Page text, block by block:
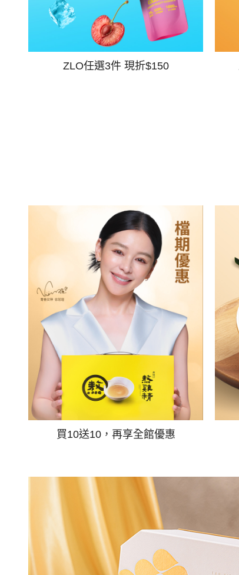
ZLO任選3件 現折$150
買10送10，再享全館優惠